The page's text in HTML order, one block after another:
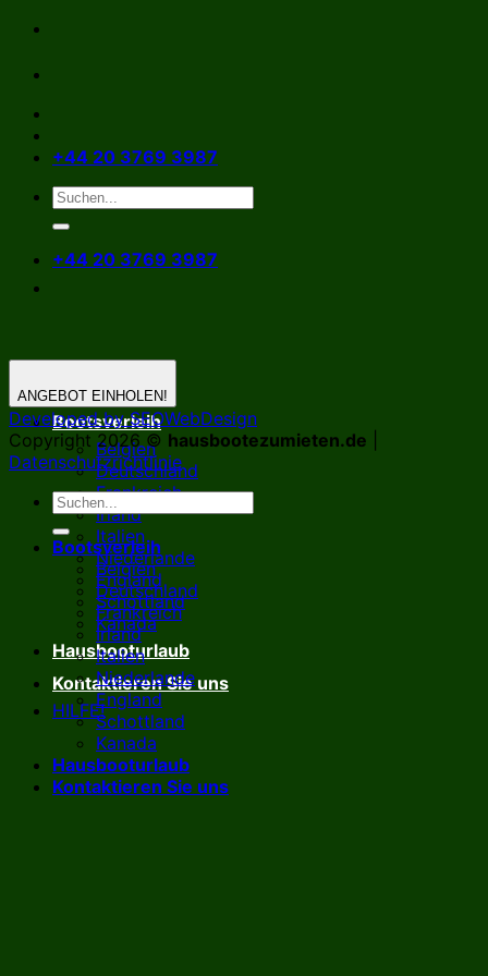
Zum
springen
+44 20 3769 3987
+44 20 3769 3987
Bootsverleih
Belgien
Deutschland
Frankreich
Irland
Italien
Niederlande
England
Schottland
Kanada
Hausbooturlaub
Kontaktieren Sie uns
HILFE!
ANGEBOT EINHOLEN!
Developed by SEOWebDesign
Copyright 2026 © hausbootezumieten.de
Datenschutzrichtlinie
Bootsverleih
Belgien
Deutschland
Frankreich
Irland
Italien
Niederlande
England
Schottland
Kanada
Hausbooturlaub
Kontaktieren Sie uns